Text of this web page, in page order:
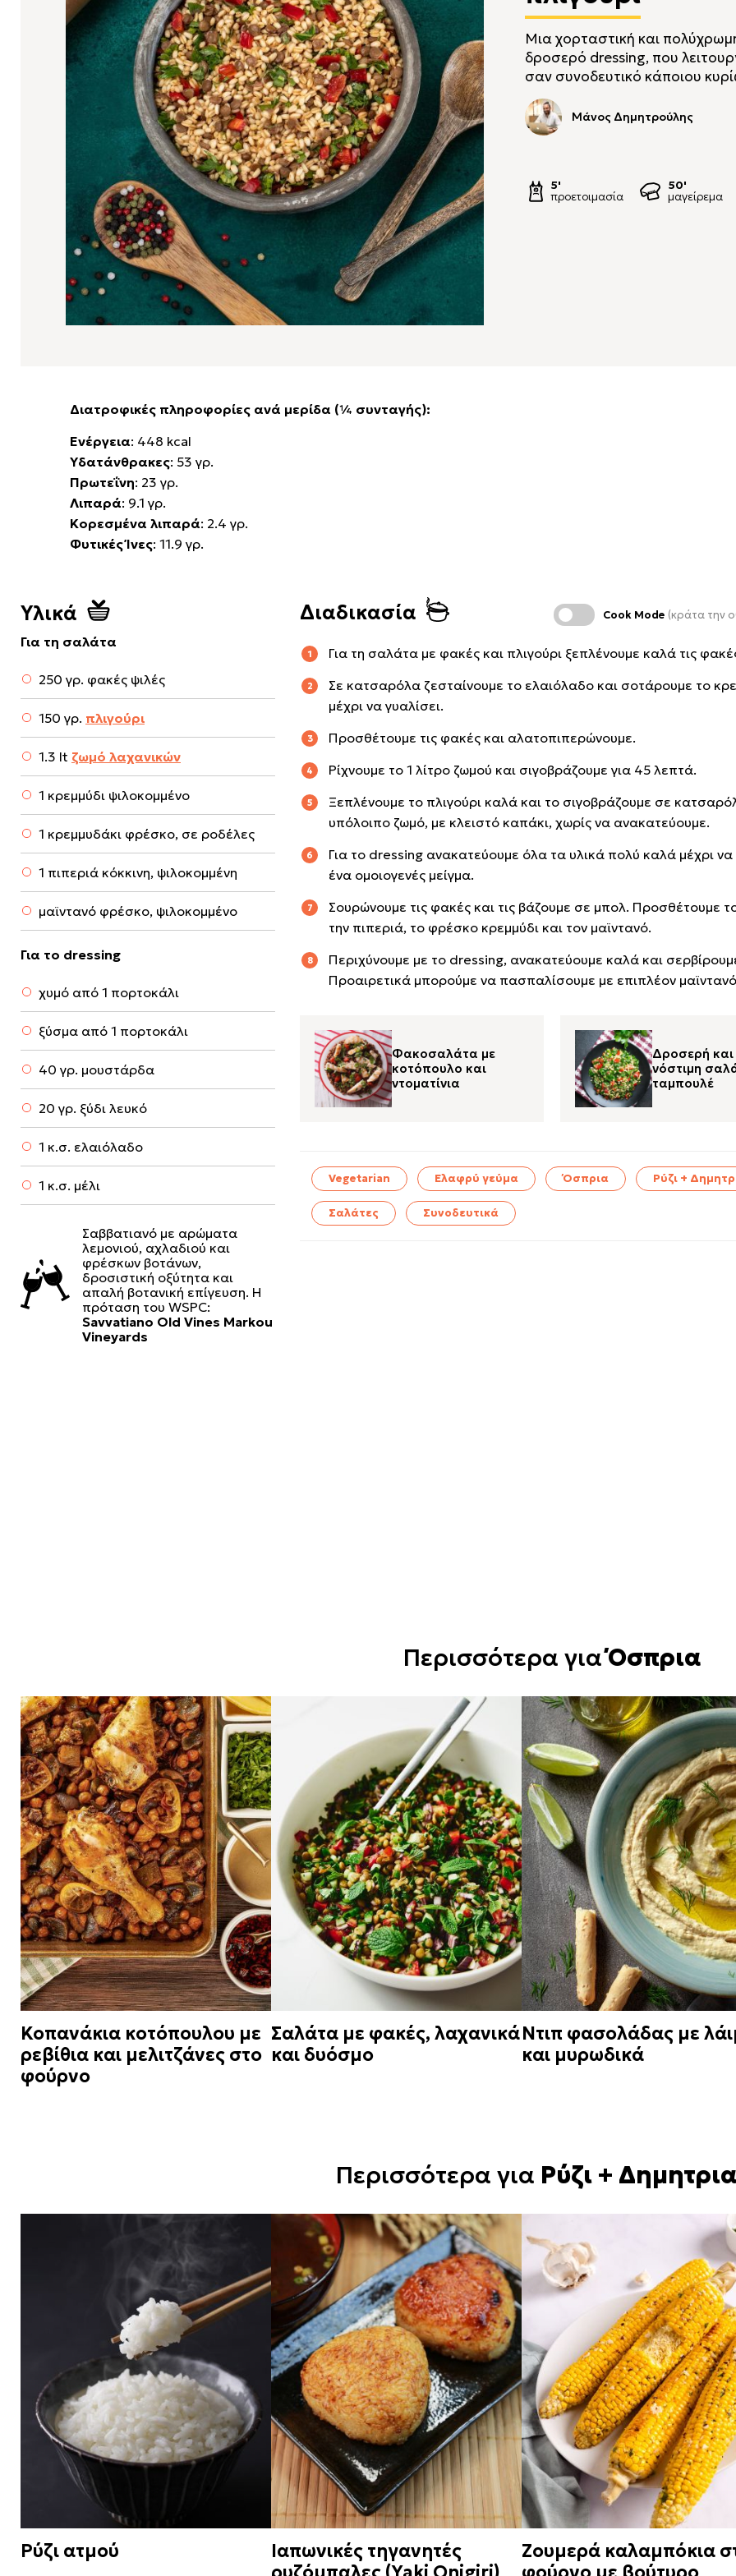
Μια χορταστική και
δροσερό dressing, που
σαν συνοδευτικό κάποιου
Μάνος Δημητρούλης
5'
προετοιμασία
50'
μαγείρεμα
Διατροφικές πληροφορίες ανά μερίδα (¼ συνταγής):
Ενέργεια: 448 kcal
Υδατάνθρακες: 53 γρ.
Πρωτεΐνη: 23 γρ.
Λιπαρά: 9.1 γρ.
Κορεσμένα λιπαρά: 2.4 γρ.
Φυτικές Ίνες: 11.9 γρ.
Υλικά
Για τη σαλάτα
250 γρ. φακές ψιλές
150 γρ. πλιγούρι
1.3 lt ζωμό λαχανικών
1 κρεμμύδι ψιλοκομμένο
1 κρεμμυδάκι φρέσκο, σε ροδέλες
1 πιπεριά κόκκινη, ψιλοκομμένη
μαϊντανό φρέσκο, ψιλοκομμένο
Για το dressing
χυμό από 1 πορτοκάλι
ξύσμα από 1 πορτοκάλι
40 γρ. μουστάρδα
20 γρ. ξύδι λευκό
1 κ.σ. ελαιόλαδο
1 κ.σ. μέλι
Σαββατιανό με αρώματα
λεμονιού, αχλαδιού και
φρέσκων βοτάνων,
δροσιστική οξύτητα και
απαλή βοτανική επίγευση. Η
πρόταση του WSPC:
Savvatiano Old Vines Markou
Vineyards
Διαδικασία Cook Mode (κράτα την
Για τη σαλάτα με φακές και πλιγούρι ξεπλένουμε καλά τις
Σε κατσαρόλα ζεσταίνουμε το ελαιόλαδο και σοτάρουμε το
μέχρι να γυαλίσει.
Προσθέτουμε τις φακές και αλατοπιπερώνουμε.
Ρίχνουμε το 1 λίτρο ζωμού και σιγοβράζουμε για 45 λεπτά.
Ξεπλένουμε το πλιγούρι καλά και το σιγοβράζουμε σε
υπόλοιπο ζωμό, με κλειστό καπάκι, χωρίς να ανακατεύουμε.
Για το dressing ανακατεύουμε όλα τα υλικά πολύ καλά μέχρι
ένα ομοιογενές μείγμα.
Σουρώνουμε τις φακές και τις βάζουμε σε μπολ. Προσθέτουμε
την πιπεριά, το φρέσκο κρεμμύδι και τον μαϊντανό.
Περιχύνουμε με το dressing, ανακατεύουμε καλά και
Προαιρετικά μπορούμε να πασπαλίσουμε με επιπλέον
Φακοσαλάτα με
κοτόπουλο και
ντοματίνια
Δροσερή και
νόστιμη
ταμπουλέ
Vegetarian Ελαφρύ γεύμα Όσπρια Ρύζι +
Σαλάτες Συνοδευτικά
Περισσότερα γιαΌσπρια
Κοπανάκια κοτόπουλου με
ρεβίθια και μελιτζάνες στο
φούρνο
Σαλάτα με φακές, λαχανικά
και δυόσμο
Ντιπ φασολάδας με
και μυρωδικά
Περισσότερα για Ρύζι +
Ρύζι ατμού
Ιαπωνικές τηγανητές
Ζουμερά καλαμπόκια